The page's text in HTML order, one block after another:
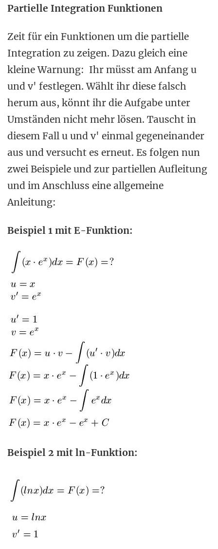
Partielle Integration Funktionen
Zeit für ein Funktionen um die partielle
Integration zu zeigen. Dazu gleich eine
kleine Warnung: Ihr müsst am Anfang u
und v' festlegen. Wählt ihr diese falsch
herum aus, könnt ihr die Aufgabe unter
Umständen nicht mehr lösen. Tauscht in
diesem Fall u und v' einmal gegeneinander
aus und versucht es erneut. Es folgen nun
zwei Beispiele und zur partiellen Aufleitung
und im Anschluss eine allgemeine
Anleitung:
Beispiel 1 mit E-Funktion:
Beispiel 2 mit ln-Funktion: